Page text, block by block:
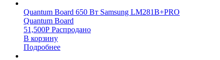
Quantum Board 650 Вт Samsung LM281B+PRO
Quantum Board
51,500Р Распродано
В корзину
Подробнее